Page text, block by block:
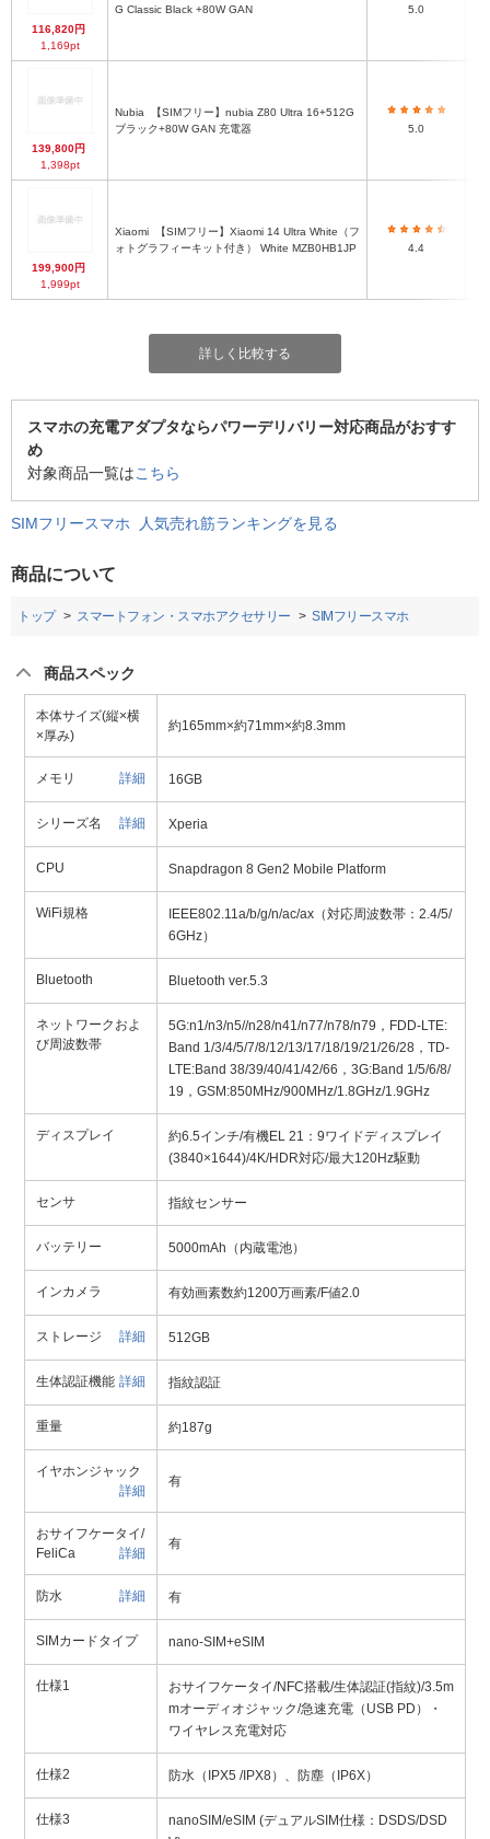
116,820円
1,169pt
G Classic Black +80W GAN
5.0
139,800円
1,398pt
Nubia
ブラック+80W GAN 充電器
5.0
199,900円
1,999pt
Xiaomi
ォトグラフィーキット付き） White MZB0HB1JP
4.4
詳しく比較する
スマホの充電アダプタならパワーデリバリー対応商品がおすす
め
対象商品一覧はこちら
SIMフリースマホ 人気売れ筋ランキングを見る
商品について
トップ スマートフォン・スマホアクセサリー SIMフリースマホ
商品スペック
本体サイズ(縦×横
×厚み)
約165mm×約71mm×約8.3mm
メモリ 詳細 16GB
シリーズ名 詳細 Xperia
CPU Snapdragon 8 Gen2 Mobile Platform
WiFi規格
IEEE802.11a/b/g/n/ac/ax（対応周波数帯：2.4/5/
6GHz）
Bluetooth Bluetooth ver.5.3
ネットワークおよ
び周波数帯
5G:n1/n3/n5//n28/n41/n77/n78/n79，FDD-LTE:
Band 1/3/4/5/7/8/12/13/17/18/19/21/26/28，TD-
LTE:Band 38/39/40/41/42/66，3G:Band 1/5/6/8/
19，GSM:850MHz/900MHz/1.8GHz/1.9GHz
ディスプレイ
約6.5インチ/有機EL 21：9ワイドディスプレイ
(3840×1644)/4K/HDR対応/最大120Hz駆動
センサ 指紋センサー
バッテリー 5000mAh（内蔵電池）
インカメラ 有効画素数約1200万画素/F値2.0
ストレージ 詳細 512GB
生体認証機能 詳細 指紋認証
重量 約187g
イヤホンジャック
詳細
有
おサイフケータイ/
FeliCa
詳細
有
防水 詳細 有
SIMカードタイプ nano-SIM+eSIM
仕様1
おサイフケータイ/NFC搭載/生体認証(指紋)/3.5m
mオーディオジャック/急速充電（USB PD）・
ワイヤレス充電対応
仕様2 防水（IPX5 /IPX8）、防塵（IP6X）
仕様3
nanoSIM/eSIM (デュアルSIM仕様：DSDS/DSD